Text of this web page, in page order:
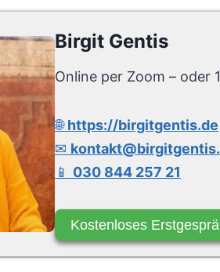
Birgit Gentis
Online per Zoom – oder
🌐https://birgitgentis.de
✉
📱 030 844 257 21
Kostenloses